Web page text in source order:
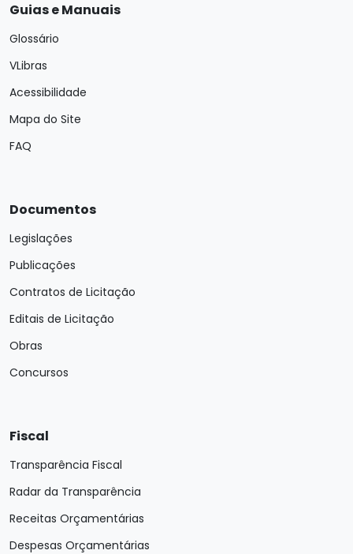
Guias e Manuais
Glossário
VLibras
Acessibilidade
Mapa do Site
FAQ
Documentos
Legislações
Publicações
Contratos de Licitação
Editais de Licitação
Obras
Concursos
Fiscal
Transparência Fiscal
Radar da Transparência
Receitas Orçamentárias
Despesas Orçamentárias